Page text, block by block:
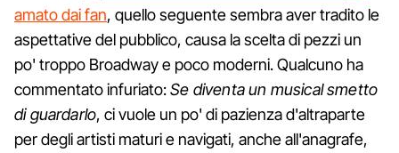
amato dai fan, quello seguente sembra aver tradito le
aspettative del pubblico, causa la scelta di pezzi un
po' troppo Broadway e poco moderni. Qualcuno ha
commentato infuriato:Se diventa un musical smetto
di guardarlo, ci vuole un po' di pazienza d'altraparte
per degli artisti maturi e navigati, anche all'anagrafe,